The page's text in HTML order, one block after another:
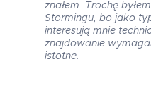
znałem. Trochę
Stormingu, bo jako
interesują mnie
znajdowanie
istotne.